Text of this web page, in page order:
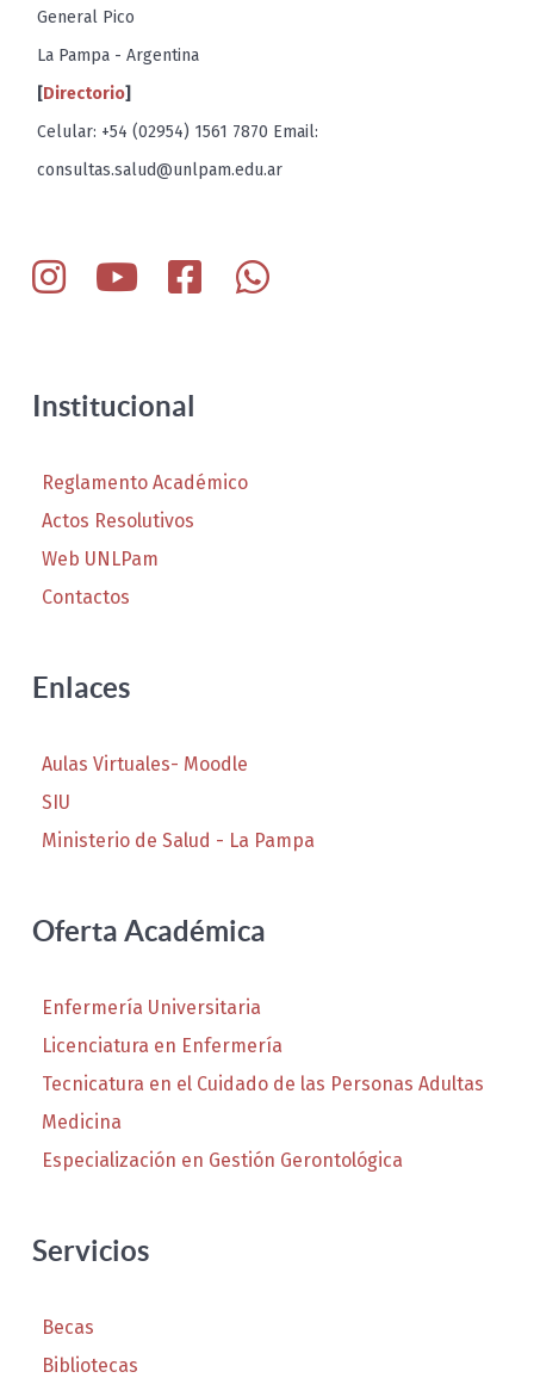
General Pico
La Pampa - Argentina
[Directorio]
Celular: +54 (02954) 1561 7870 Email:
consultas.salud@unlpam.edu.ar
Institucional
Reglamento Académico
Actos Resolutivos
Web UNLPam
Contactos
Enlaces
Aulas Virtuales- Moodle
SIU
Ministerio de Salud - La Pampa
Oferta Académica
Enfermería Universitaria
Licenciatura en Enfermería
Tecnicatura en el Cuidado de las Personas Adultas
Medicina
Especialización en Gestión Gerontológica
Servicios
Becas
Bibliotecas